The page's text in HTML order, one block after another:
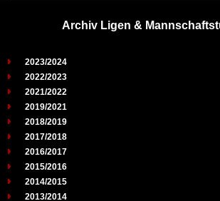
Archiv Ligen &
2023/2024
2022/2023
2021/2022
2019/2021
2018/2019
2017/2018
2016/2017
2015/2016
2014/2015
2013/2014